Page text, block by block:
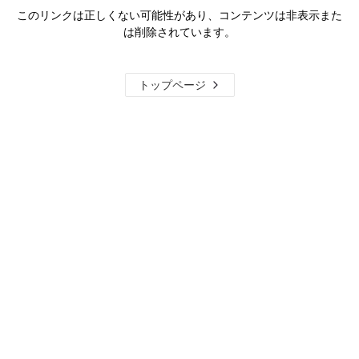
このリンクは正しくない可能性があり、コンテンツは非表示また
は削除されています。
トップページ